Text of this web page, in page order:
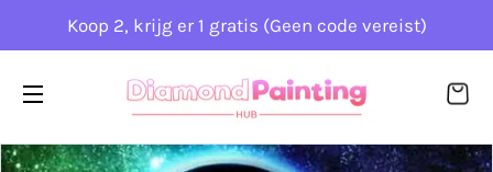
Koop 2, krijg er 1 gratis (Geen code vereist)
SITENAVIGATIE